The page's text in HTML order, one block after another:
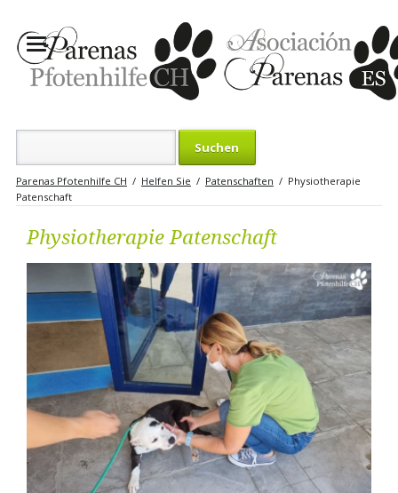
Parenas Pfotenhilfe CH Helfen Sie Patenschaften
Physiotherapie
Patenschaft
Physiotherapie Patenschaft